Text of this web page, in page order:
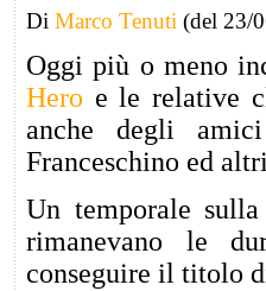
Di Marco Tenuti (del 23/
Oggi più o meno
Hero e le relative
anche degli
Franceschino ed
Un temporale
rimanevano le
conseguire il titolo